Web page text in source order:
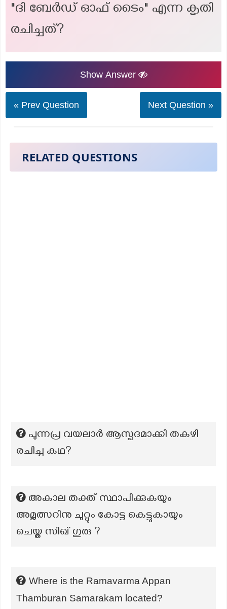
"ദി ബേർഡ് ഓഫ് ടൈം" എന്ന കൃതി
രചിച്ചത്?
Show Answer
« Prev Question Next Question »
RELATED QUESTIONS
പുന്നപ്ര വയലാർ ആസ്പദമാക്കി തകഴി
രചിച്ച കഥ?
അകാല തക്ത് സ്ഥാപിക്കുകയും
അമൃത്സറിനു ചുറ്റും കോട്ട കെട്ടുകായും
ചെയ്ത സിഖ് ഗുരു ?
Where is the Ramavarma Appan
Thamburan Samarakam located?